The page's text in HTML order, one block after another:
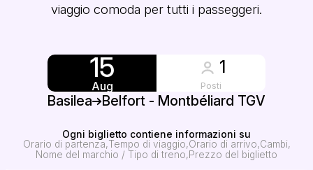
viaggio comoda per tutti i passeggeri.
15
Aug
1
Posti
Basilea Belfort - Montbéliard TGV
Ogni biglietto contiene informazioni su
Orario di partenza Tempo di viaggio Orario di arrivo Cambi
Nome del marchio / Tipo di treno Prezzo del biglietto